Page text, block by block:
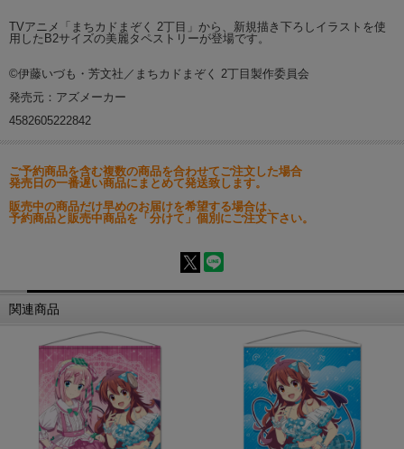
TVアニメ「まちカドまぞく 2丁目」から、新規描き下ろしイラストを使
用したB2サイズの美麗タペストリーが登場です。
©伊藤いづも・芳文社／まちカドまぞく 2丁目製作委員会
発売元：アズメーカー
4582605222842
ご予約商品を含む複数の商品を合わせてご注文した場合
発売日の一番遅い商品にまとめて発送致します。
販売中の商品だけ早めのお届けを希望する場合は、
予約商品と販売中商品を「分けて」個別にご注文下さい。
関連商品